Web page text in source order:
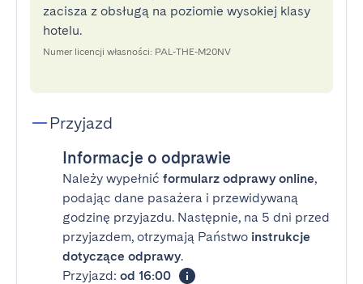
zacisza z obsługą na poziomie wysokiej klasy
hotelu.
Numer licencji własności: PAL-THE-M20NV
Przyjazd
Informacje o odprawie
Należy wypełnić formularz odprawy online,
podając dane pasażera i przewidywaną
godzinę przyjazdu. Następnie, na 5 dni przed
przyjazdem, otrzymają Państwo instrukcje
dotyczące odprawy.
Przyjazd: od 16:00